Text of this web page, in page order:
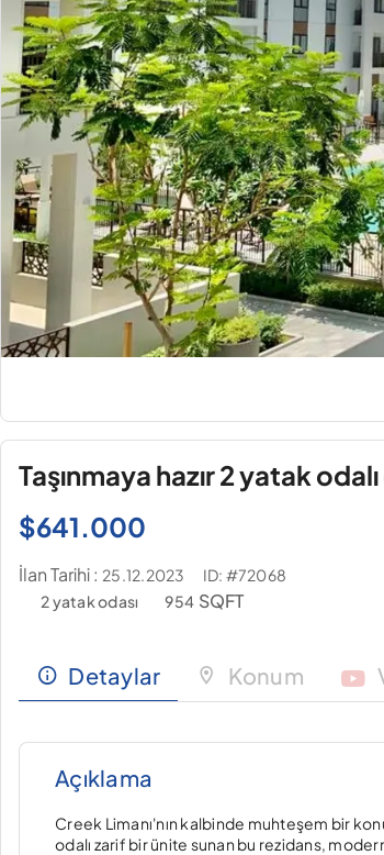
Taşınmaya hazır 2 yatak
$641.000
İlan Tarihi : 25.12.2023
ID: #72068
2 yatak odası
954 SQFT
Detaylar Konum
Açıklama
Creek Limanı'nın kalbinde muhteşem bir
odalı zarif bir ünite sunan bu rezidans,